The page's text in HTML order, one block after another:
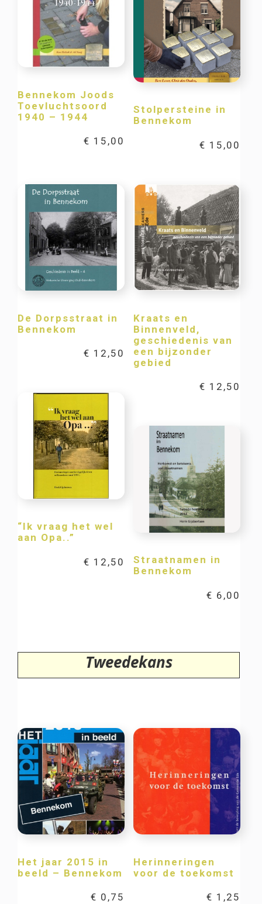
Bennekom Joods
Toevluchtsoord
1940 – 1944
€ 15,00
Stolpersteine in
Bennekom
€ 15,00
De Dorpsstraat in
Bennekom
€ 12,50
Kraats en
Binnenveld,
geschiedenis van
een bijzonder
gebied
€ 12,50
“Ik vraag het wel
aan Opa..”
€ 12,50
Straatnamen in
Bennekom
€ 6,00
Tweedekans
Het jaar 2015 in
beeld – Bennekom
€ 0,75
Herinneringen
voor de toekomst
€ 1,25